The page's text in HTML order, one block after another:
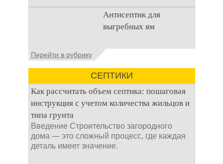
Очистка
канализационного
стока или выгребной
не самым приятным
Антисептик для
выгребных ям
Общие сведения об
Антисептик для
выгребных ям – это
специальные
Перейти в рубрику
СЕПТИКИ
Как рассчитать объем септика: пошаговая
инструкция с учетом количества жильцов и
типа грунта
Введение Строительство загородного
дома — это сложный процесс, где каждая
деталь имеет значение.